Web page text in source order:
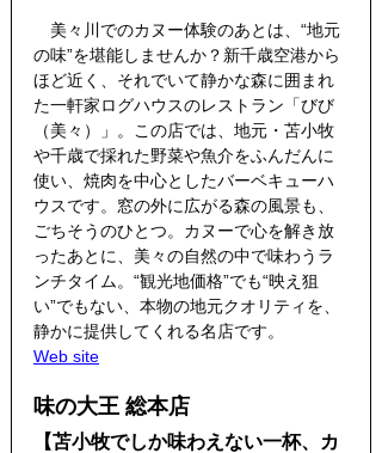
美々川でのカヌー体験のあとは、“地元
の味”を堪能しませんか？新千歳空港から
ほど近く、それでいて静かな森に囲まれ
た一軒家ログハウスのレストラン「びび
（美々）」。この店では、地元・苫小牧
や千歳で採れた野菜や魚介をふんだんに
使い、焼肉を中心としたバーベキューハ
ウスです。窓の外に広がる森の風景も、
ごちそうのひとつ。カヌーで心を解き放
ったあとに、美々の自然の中で味わうラ
ンチタイム。“観光地価格”でも“映え狙
い”でもない、本物の地元クオリティを、
静かに提供してくれる名店です。
Web site
味の大王 総本店
【苫小牧でしか味わえない一杯、カ